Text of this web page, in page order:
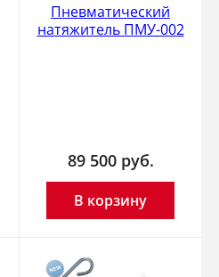
Пневматический
натяжитель ПМУ-002
89 500 руб.
В корзину